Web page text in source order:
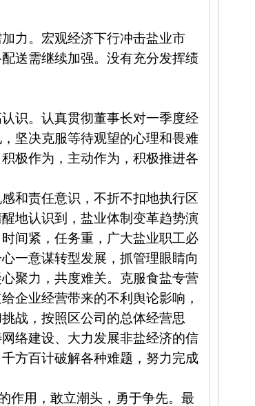
力。宏观经济下行冲击盐业市
送需继续加强。没有充分发挥绩
识。认真贯彻董事长对一季度经
坚决克服等待观望的心理和畏难
极作为，主动作为，积极推进各
和责任意识，不折不扣地执行区
地认识到，盐业体制变革趋势演
间紧，任务重，广大盐业职工必
一意谋转型发展，抓管理眼睛向
聚力，共度难关。克服食盐专营
企业经营带来的不利舆论影响，
战，按照区公司的总体经营思
络建设、大力发展非盐经济的信
方百计破解各种难题，努力完成
作用，敢立潮头，勇于争先。最